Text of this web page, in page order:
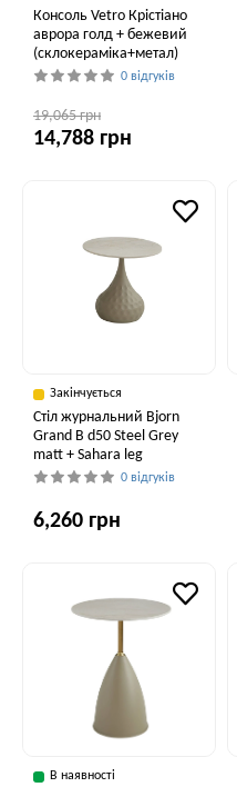
Консоль Vetro Крістіано
аврора голд + бежевий
(склокераміка+метал)
0 відгуків
19,065 грн
14,788 грн
Закінчується
Стіл журнальний Bjorn
Grand B d50 Steel Grey
matt + Sahara leg
0 відгуків
6,260 грн
В наявності